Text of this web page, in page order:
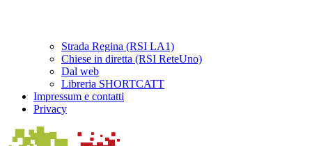
Strada Regina (RSI LA1)
Chiese in diretta (RSI ReteUno)
Dal web
Libreria SHORTCATT
Impressum e contatti
Privacy